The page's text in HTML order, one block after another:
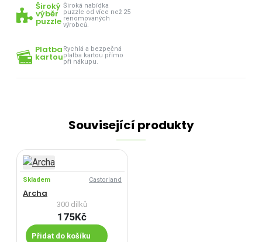
Široký
výběr
puzzle
Široká nabídka
puzzle od více než 25
renomovaných
výrobců.
Platba
kartou
Rychlá a bezpečná
platba kartou přímo
při nákupu.
Související produkty
Skladem Castorland
Archa
300 dílků
175Kč
Přidat do košíku